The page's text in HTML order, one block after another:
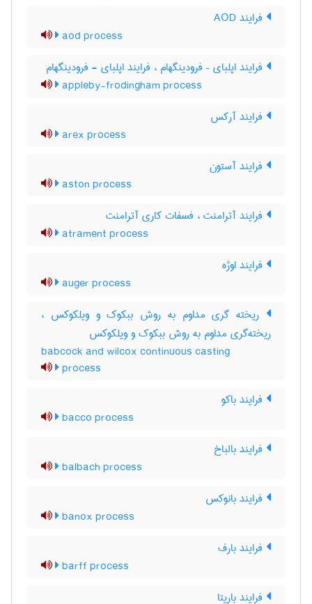
فرایند AOD
aod process
فرایند اپلبای – فرودینگهام ، فرایند اپلبای - فرودینگهام
appleby-frodingham process
فرایند آرکس
arex process
فرایند آستون
aston process
فرایند آترامنت ، فسفات کاری آترامنت
atrament process
فرایند اوژه
auger process
ریخته گری مداوم به روش ببکوک و ویلکوکس ،
ریخته‌گری مداوم به روش ببکوک و ویلکوکس
babcock and wilcox continuous casting
process
فرایند باکو
bacco process
فرایند بالباخ
balbach process
فرایند بانوکس
banox process
فرایند بارف
barff process
فرایند باریتا